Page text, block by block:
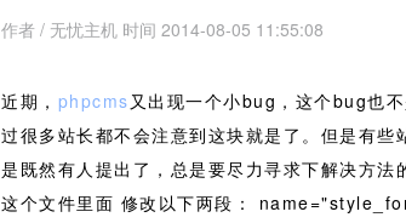
作者 / 无忧主机 时间 2014-08-05 11:55:08
近期， phpcms 又出现一个小bug，这个bug也
过很多站长都不会注意到这块就是了。但是有
是既然有人提出了，总是要尽力寻求下解决方法
这个文件里面 修改以下两段：